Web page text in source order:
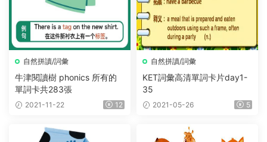
自然拼讀/詞彙
牛津閱讀樹 phonics 所有的
單詞卡共283張
2021-11-22 12
自然拼讀/詞彙
KET詞彙高清單詞卡片day1-
35
2021-05-26 5